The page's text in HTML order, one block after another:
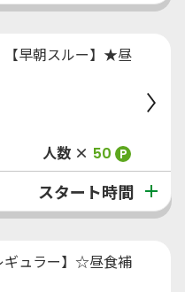
【早朝スルー】★昼
人数 × 50 P
スタート時間
ュラー】☆昼食補